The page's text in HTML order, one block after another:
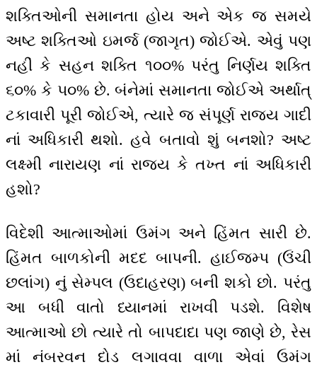
શક્તિઓની સમાનતા હોય અને એક જ સમયે
અષ્ટ શક્તિઓ ઇમર્જ (જાગૃત) જોઈએ. એવું પણ
નહીં કે સહન શક્તિ ૧૦૦% પરંતુ નિર્ણય શક્તિ
૬૦% કે ૫૦% છે. બંનેમાં સમાનતા જોઈએ અર્થાત્
ટકાવારી પૂરી જોઈએ, ત્યારે જ સંપૂર્ણ રાજ્ય ગાદી
નાં અધિકારી થશો. હવે બતાવો શું બનશો? અષ્ટ
લક્ષ્મી નારાયણ નાં રાજ્ય કે તખ્ત નાં અધિકારી
હશો?
વિદેશી આત્માઓમાં ઉમંગ અને હિંમત સારી છે.
હિંમત બાળકોની મદદ બાપની. હાઈજમ્પ (ઉંચી
છલાંગ) નું સેમ્પલ (ઉદાહરણ) બની શકો છો. પરંતુ
આ બધી વાતો ધ્યાનમાં રાખવી પડશે. વિશેષ
આત્માઓ છો ત્યારે તો બાપદાદા પણ જાણે છે, રેસ
માં નંબરવન દોડ લગાવવા વાળા એવાં ઉમંગ